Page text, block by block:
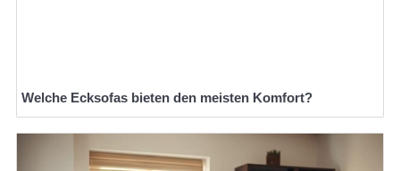
Welche Ecksofas bieten den meisten Komfort?